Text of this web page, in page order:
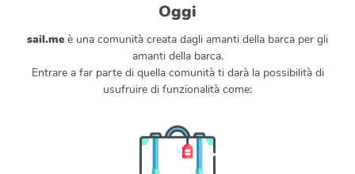
Oggi
sail.me è una comunità creata dagli amanti della barca per gli
amanti della barca.
Entrare a far parte di quella comunità ti darà la possibilità di
usufruire di funzionalità come: